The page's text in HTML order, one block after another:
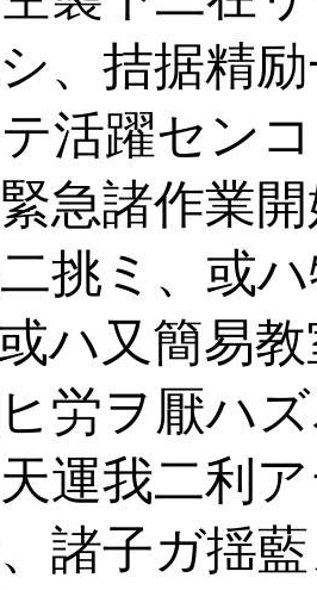
、拮据精
活躍セン
急諸作業
挑ミ、或
ハ又簡易
労ヲ厭ハ
運我二利
諸子ガ揺